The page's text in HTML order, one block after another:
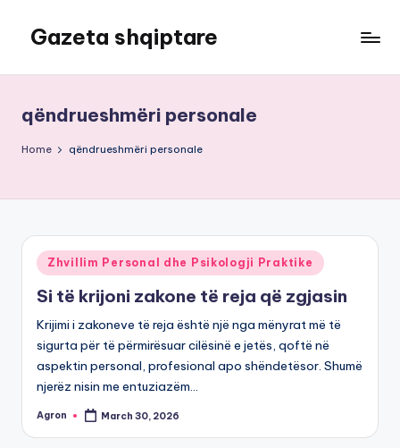
content
Gazeta shqiptare
qëndrueshmëri personale
Home qëndrueshmëri personale
Posted
in
Zhvillim Personal dhe Psikologji Praktike
Si të krijoni zakone të reja që zgjasin
Krijimi i zakoneve të reja është një nga mënyrat më të
sigurta për të përmirësuar cilësinë e jetës, qoftë në
aspektin personal, profesional apo shëndetësor. Shumë
njerëz nisin me entuziazëm…
Posted
Agron March 30, 2026